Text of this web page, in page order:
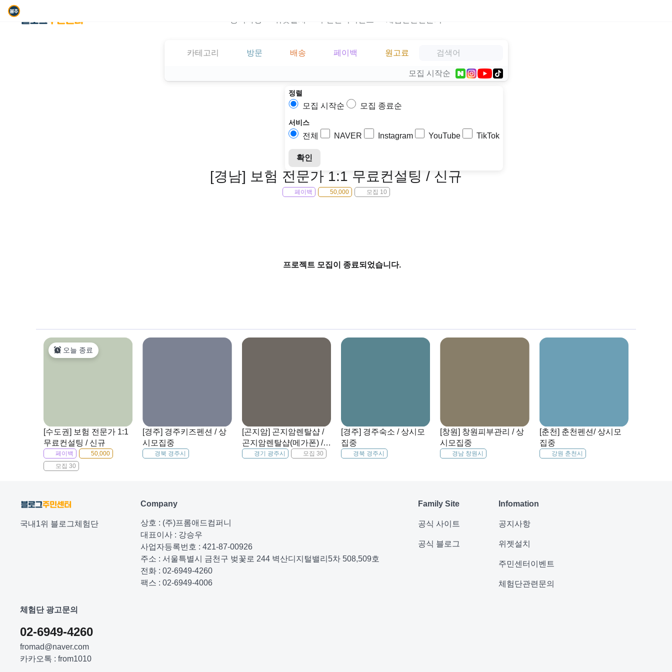
카테고리 방문 배송 페이백 원고료
모집 시작순
정렬
모집 시작순 모집 종료순
서비스
전체 NAVER Instagram YouTube TikTok
확인
[경남] 보험 전문가 1:1 무료컨설팅 / 신규
페이백 50,000 모집 10
프로젝트 모집이 종료되었습니다.
오늘 종료
[수도권] 보험 전문가 1:1
무료컨설팅 / 신규
페이백
50,000
모집 30
[경주] 경주키즈펜션 / 상
시모집중
경북 경주시
[곤지암] 곤지암렌탈샵 /
곤지암렌탈샵(메가폰) /
신규경기 광주시 모집 30
[경주] 경주숙소 / 상시모
집중
경북 경주시
[창원] 창원피부관리 / 상
시모집중
경남 창원시
[춘천] 춘천펜션/ 상시모
집중
강원 춘천시
국내1위 블로그체험단
Company
상호 : (주)프롬애드컴퍼니
대표이사 : 강승우
사업자등록번호 : 421-87-00926
주소 : 서울특별시 금천구 벚꽃로 244 벽산디지털밸리5차 508,509호
전화 : 02-6949-4260
팩스 : 02-6949-4006
Family Site
공식 사이트
공식 블로그
Infomation
공지사항
위젯설치
주민센터이벤트
체험단관련문의
체험단 광고문의
02-6949-4260
fromad@naver.com
카카오톡 : from1010